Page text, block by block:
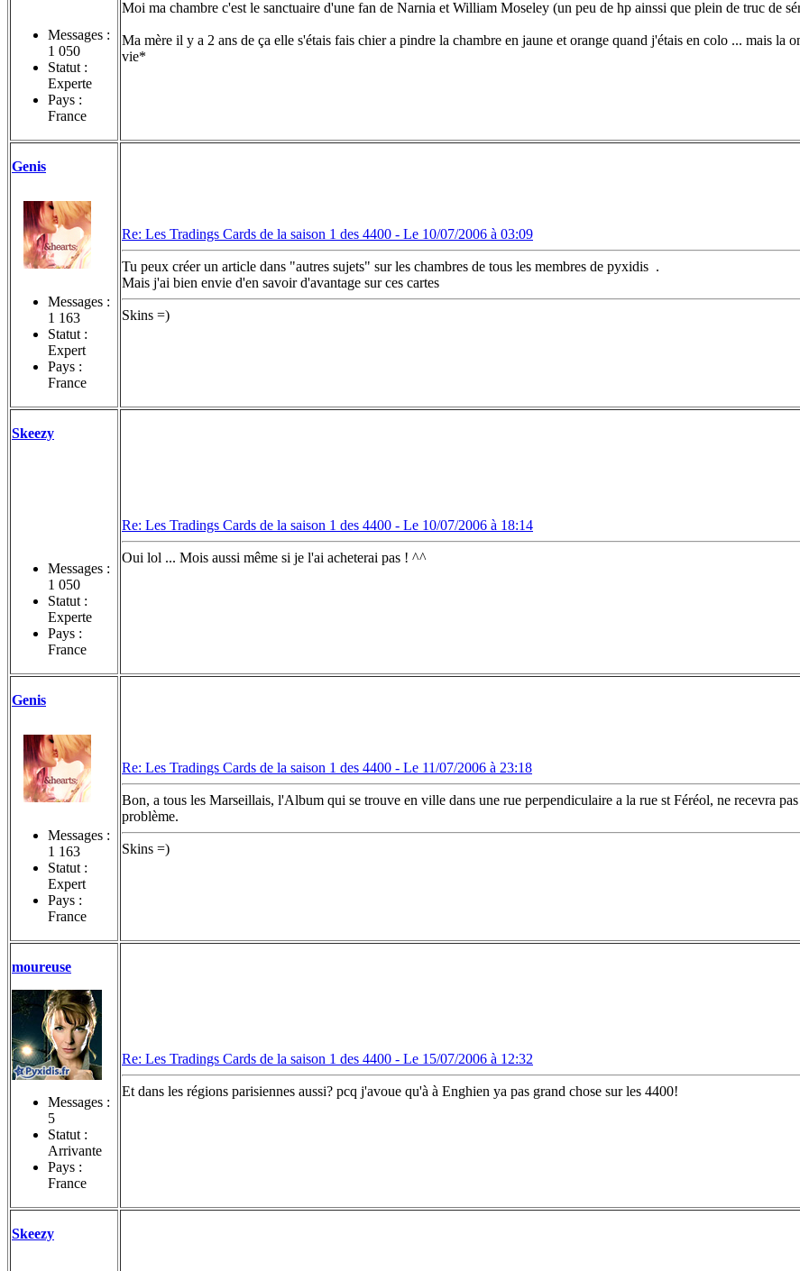
Messages :
1 050
Statut :
Experte
Pays :
France
Moi ma chambre c'est le sanctuaire d'une fan de Narnia et William Moseley (un peu de hp ainssi que plein de truc de
Ma mère il y a 2 ans de ça elle s'étais fais chier a pindre la chambre en jaune et orange quand j'étais en colo ... mais
vie*
Genis
Messages :
1 163
Statut :
Expert
Pays :
France
Re: Les Tradings Cards de la saison 1 des 4400 - Le 10/07/2006 à 03:09
Tu peux créer un article dans "autres sujets" sur les chambres de tous les membres de pyxidis .
Mais j'ai bien envie d'en savoir d'avantage sur ces cartes
Skins =)
Skeezy
Messages :
1 050
Statut :
Experte
Pays :
France
Re: Les Tradings Cards de la saison 1 des 4400 - Le 10/07/2006 à 18:14
Oui lol ... Mois aussi même si je l'ai acheterai pas ! ^^
Genis
Messages :
1 163
Statut :
Expert
Pays :
France
Re: Les Tradings Cards de la saison 1 des 4400 - Le 11/07/2006 à 23:18
Bon, a tous les Marseillais, l'Album qui se trouve en ville dans une rue perpendiculaire a la rue st Féréol, ne recevra
problème.
Skins =)
moureuse
Messages :
5
Statut :
Arrivante
Pays :
France
Re: Les Tradings Cards de la saison 1 des 4400 - Le 15/07/2006 à 12:32
Et dans les régions parisiennes aussi? pcq j'avoue qu'à à Enghien ya pas grand chose sur les 4400!
Skeezy